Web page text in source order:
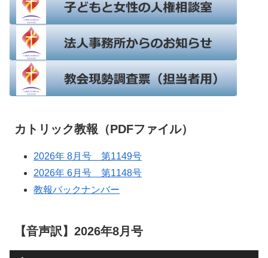
カトリック教報（PDFファイル）
2026年 8月号 第1149号
2026年 6月号 第1148号
教報バックナンバー
【音声訳】2026年8月号